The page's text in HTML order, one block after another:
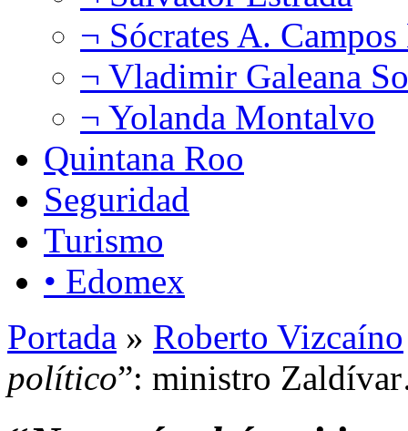
¬ Sócrates A.
¬ Vladimir Galeana
¬ Yolanda Montalvo
Quintana Roo
Seguridad
Turismo
• Edomex
Portada » Roberto Vizcaíno
político”: ministro